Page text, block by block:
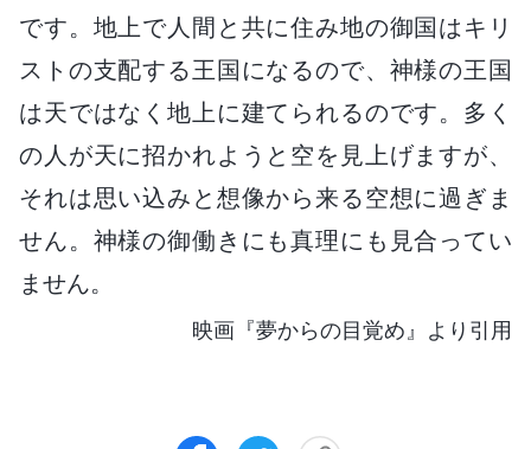
です。地上で人間と共に住み地の御国はキリ
ストの支配する王国になるので、神様の王国
は天ではなく地上に建てられるのです。多く
の人が天に招かれようと空を見上げますが、
それは思い込みと想像から来る空想に過ぎま
せん。神様の御働きにも真理にも見合ってい
ません。
映画『夢からの目覚め』より引用